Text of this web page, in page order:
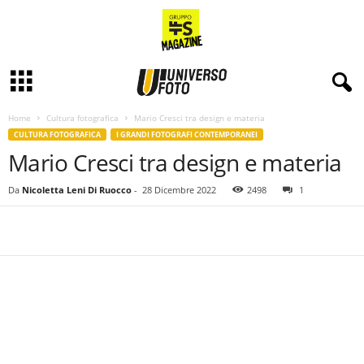
Home Cultura fotografica Mario Cresci tra design e materia
CULTURA FOTOGRAFICA I GRANDI FOTOGRAFI CONTEMPORANEI
Mario Cresci tra design e materia
Da Nicoletta Leni Di Ruocco - 28 Dicembre 2022 2498 1